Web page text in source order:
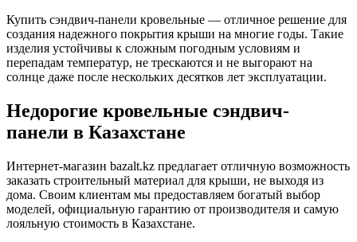
Купить сэндвич-панели кровельные — отличное решение для
создания надежного покрытия крыши на многие годы. Такие
изделия устойчивы к сложным погодным условиям и
перепадам температур, не трескаются и не выгорают на
солнце даже после нескольких десятков лет эксплуатации.
Недорогие кровельные сэндвич-
панели в Казахстане
Интернет-магазин bazalt.kz предлагает отличную возможность
заказать строительный материал для крыши, не выходя из
дома. Своим клиентам мы предоставляем богатый выбор
моделей, официальную гарантию от производителя и самую
лояльную стоимость в Казахстане.